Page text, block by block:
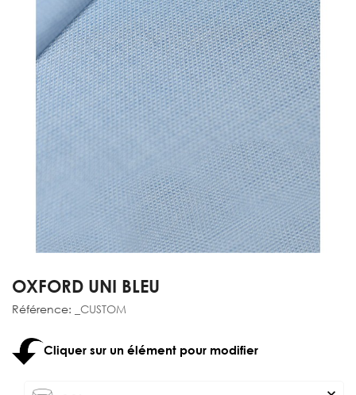
OXFORD UNI BLEU
Référence: _CUSTOM
Cliquer sur un élément pour modifier